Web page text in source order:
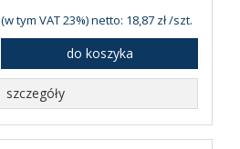
(w tym VAT 23%) netto: 18,87 zł /szt.
do koszyka
szczegóły